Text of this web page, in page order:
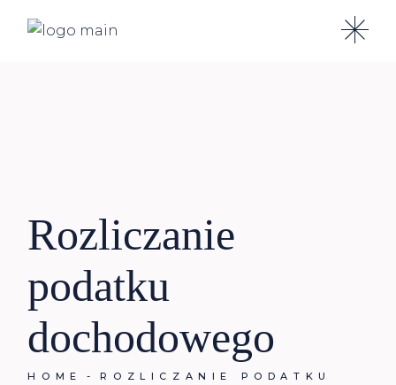
Rozliczanie
podatku
dochodowego
HOME
ROZLICZANIE PODATKU